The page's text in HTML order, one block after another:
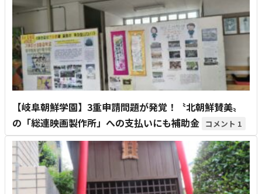
【岐阜朝鮮学園】3重申請問題が発覚！〝北朝鮮賛美〟
の「総連映画製作所」への支払いにも補助金
1